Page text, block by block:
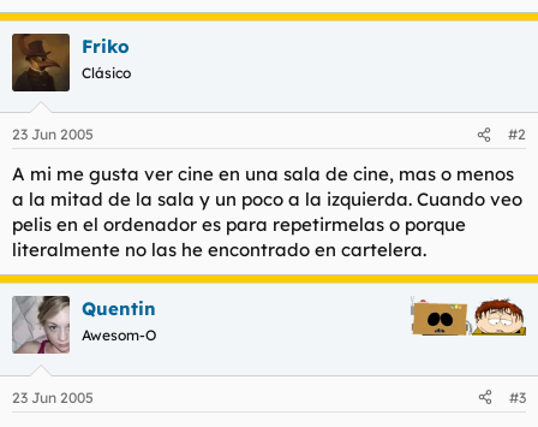
Friko
Clásico
23 Jun 2005 #2
A mi me gusta ver cine en una sala de cine, mas o menos
a la mitad de la sala y un poco a la izquierda. Cuando veo
pelis en el ordenador es para repetirmelas o porque
literalmente no las he encontrado en cartelera.
Quentin
Awesom-O
23 Jun 2005 #3